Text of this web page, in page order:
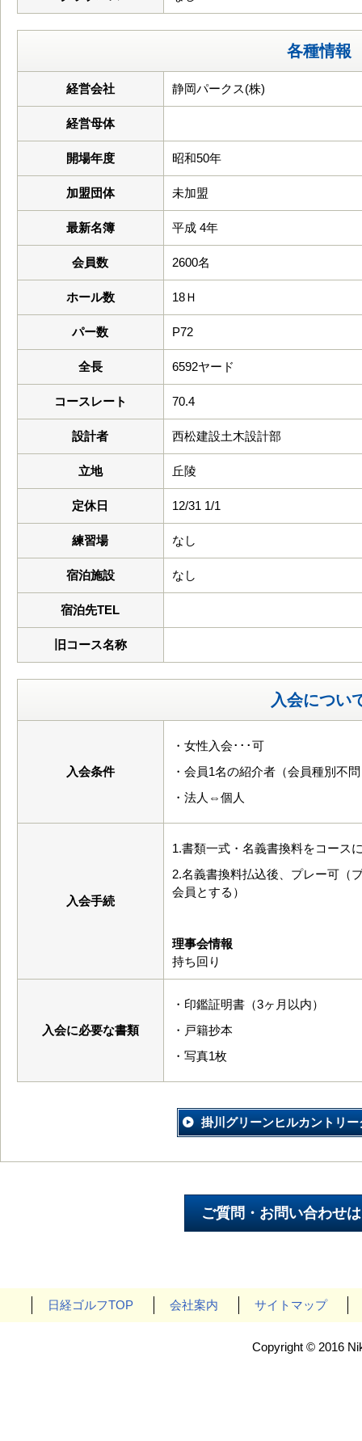
各種情報
経営会社 静岡パークス(株)
経営母体
開場年度 昭和50年
加盟団体 未加盟
最新名簿 平成 4年
会員数 2600名
ホール数 18Ｈ
パー数 P72
全長 6592ヤード
コースレート 70.4
設計者 西松建設土木設計部
立地 丘陵
定休日 12/31 1/1
練習場 なし
宿泊施設 なし
宿泊先TEL
旧コース名称
入会につい
入会条件
・女性入会･･･可
・会員1名の紹介者（会員種別不
・法人⇔個人
入会手続
1.書類一式・名義書換料をコース
2.名義書換料払込後、プレー可（
会員とする）
理事会情報
持ち回り
入会に必要な書類
・印鑑証明書（3ヶ月以内）
・戸籍抄本
・写真1枚
掛川グリーンヒルカントリ
日経ゴルフTOP 会社案内 サイトマップ
Copyright © 2016